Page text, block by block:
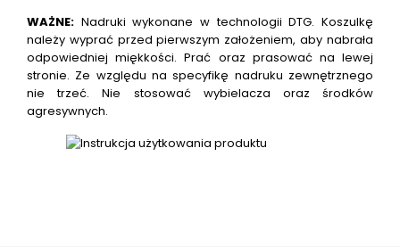
WAŻNE: Nadruki wykonane w technologii DTG. Koszulkę
należy wyprać przed pierwszym założeniem, aby nabrała
odpowiedniej miękkości. Prać oraz prasować na lewej
stronie. Ze względu na specyfikę nadruku zewnętrznego
nie trzeć. Nie stosować wybielacza oraz środków
agresywnych.